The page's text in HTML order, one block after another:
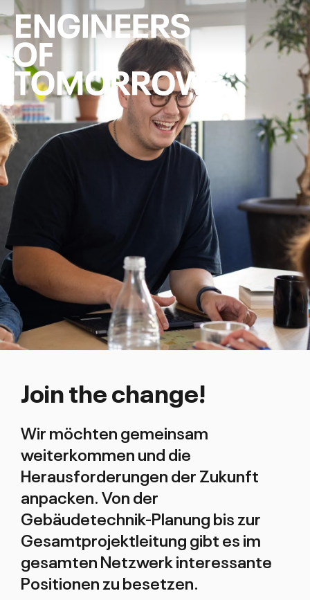
Join the change!
Wir möchten gemeinsam
weiterkommen und die
Herausforderungen der Zukunft
anpacken. Von der
Gebäudetechnik-Planung bis zur
Gesamtprojektleitung gibt es im
gesamten Netzwerk interessante
Positionen zu besetzen.